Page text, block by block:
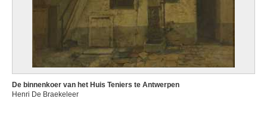
De binnenkoer van het Huis Teniers te Antwerpen
Henri De Braekeleer